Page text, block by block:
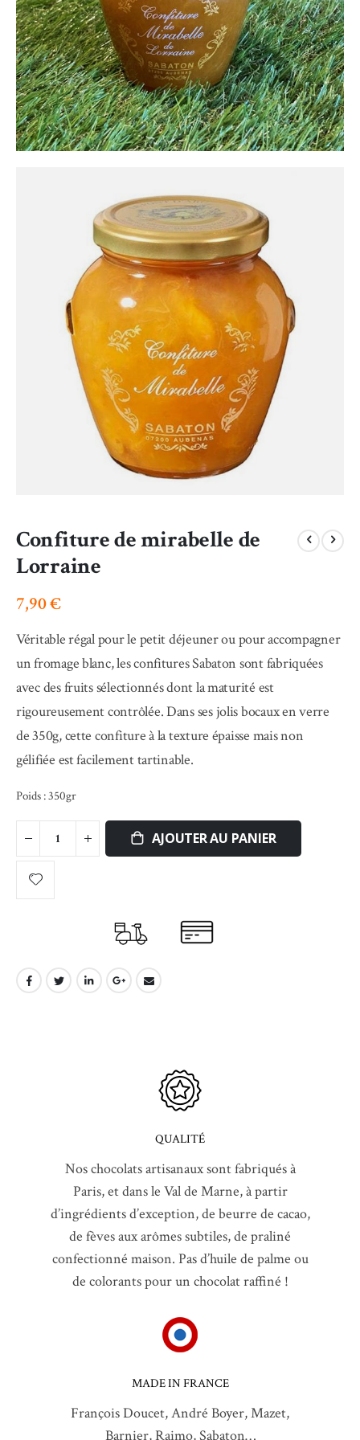
to
the
beginning
the
gallery
Confiture de mirabelle de
Lorraine
7,90 €
Véritable régal pour le petit déjeuner ou pour accompagner
un fromage blanc, les confitures Sabaton sont fabriquées
avec des fruits sélectionnés dont la maturité est
rigoureusement contrôlée. Dans ses jolis bocaux en verre
de 350g, cette confiture à la texture épaisse mais non
gélifiée est facilement tartinable.
Poids : 350gr
AJOUTER AU PANIER
QUALITÉ
Nos chocolats artisanaux sont fabriqués à
Paris, et dans le Val de Marne, à partir
d’ingrédients d’exception, de beurre de cacao,
de fèves aux arômes subtiles, de praliné
confectionné maison. Pas d’huile de palme ou
de colorants pour un chocolat raffiné !
MADE IN FRANCE
François Doucet, André Boyer, Mazet,
Barnier, Raimo, Sabaton…